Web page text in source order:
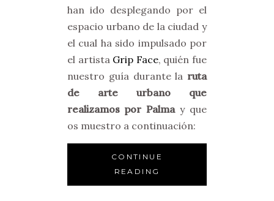
han ido desplegando por el
espacio urbano de la ciudad y
el cual ha sido impulsado por
el artista Grip Face, quién fue
nuestro guía durante la ruta
de arte urbano que
realizamos por Palmay que
os muestro a continuación:
CONTINUE
READING